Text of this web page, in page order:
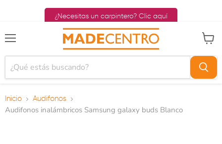
¿Necesitas un carpintero? Clic aquí
Menú
Inicio Audifonos
Audifonos inalámbricos Samsung galaxy buds Blanco